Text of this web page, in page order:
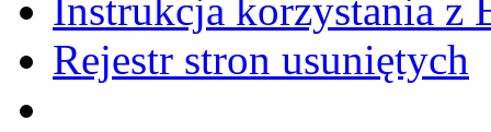
Instrukcja korzystania z
Rejestr stron usuniętych